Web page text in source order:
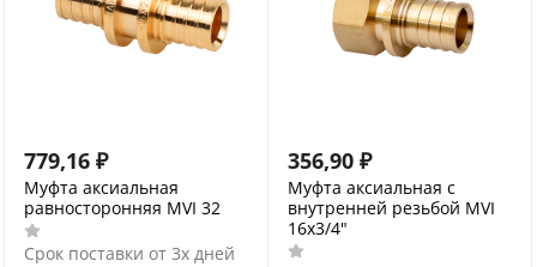
779,16 ₽
Муфта аксиальная
равносторонняя MVI 32
Срок поставки от 3х дней
356,90 ₽
Муфта аксиальная с
внутренней резьбой MVI
16x3/4"